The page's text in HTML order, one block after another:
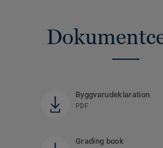
Byggvarudeklaration
PDF
Grading book